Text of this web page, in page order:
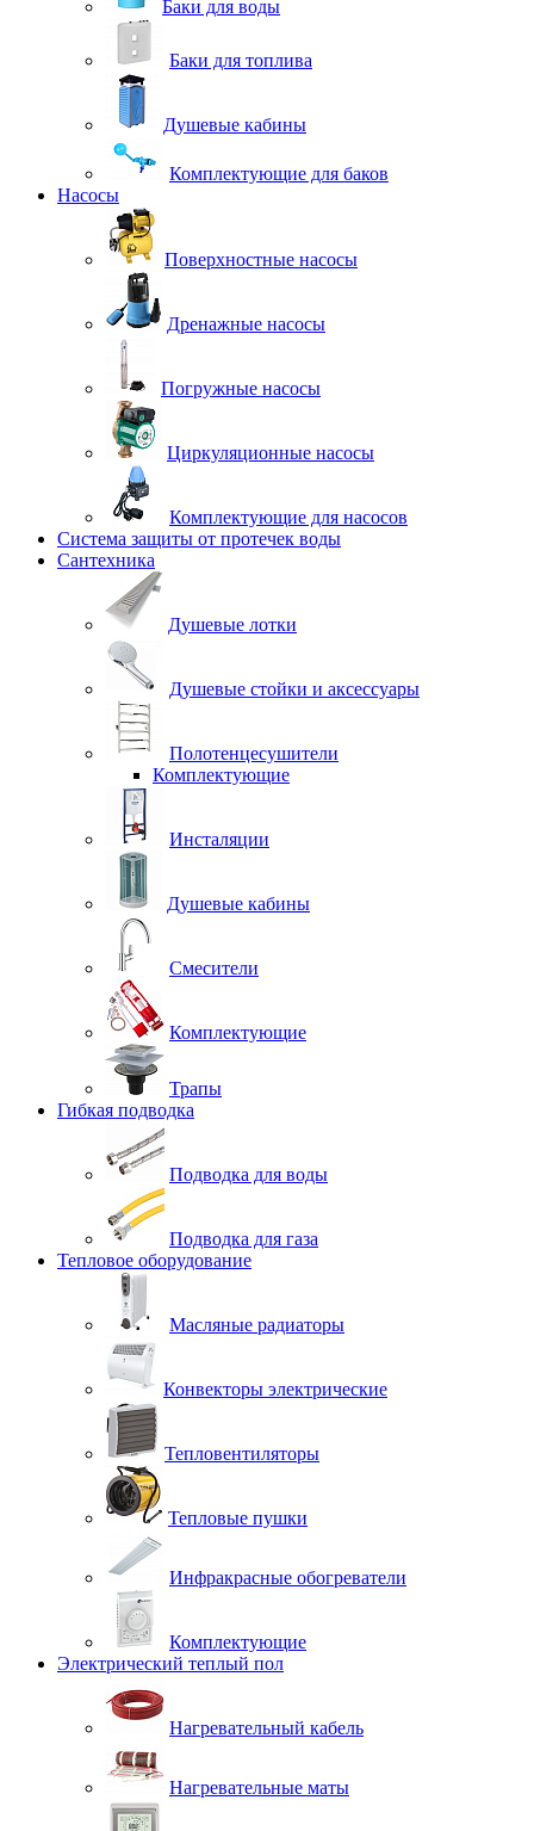
Баки для воды
Баки для топлива
Душевые кабины
Комплектующие для баков
Насосы
Поверхностные насосы
Дренажные насосы
Погружные насосы
Циркуляционные насосы
Комплектующие для насосов
Система защиты от протечек воды
Сантехника
Душевые лотки
Душевые стойки и аксессуары
Полотенцесушители
Комплектующие
Инсталяции
Душевые кабины
Смесители
Комплектующие
Трапы
Гибкая подводка
Подводка для воды
Подводка для газа
Тепловое оборудование
Масляные радиаторы
Конвекторы электрические
Тепловентиляторы
Тепловые пушки
Инфракрасные обогреватели
Комплектующие
Электрический теплый пол
Нагревательный кабель
Нагревательные маты